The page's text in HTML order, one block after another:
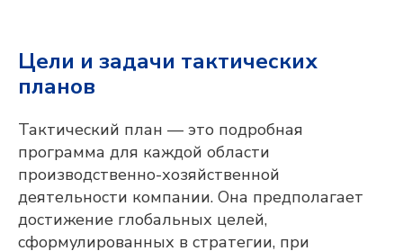
Цели и задачи тактических
планов
Тактический план — это подробная
программа для каждой области
производственно-хозяйственной
деятельности компании. Она предполагает
достижение глобальных целей,
сформулированных в стратегии, при